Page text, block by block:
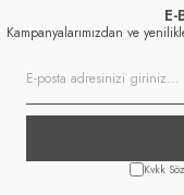
Kampanyalarımızdan ve
Kvkk